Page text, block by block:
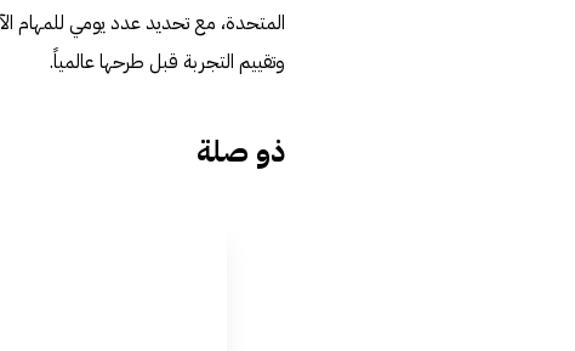
المتحدة، مع تحديد عدد يومي للمهام
وتقييم التجربة قبل طرحها عالمياً.
ذو صلة